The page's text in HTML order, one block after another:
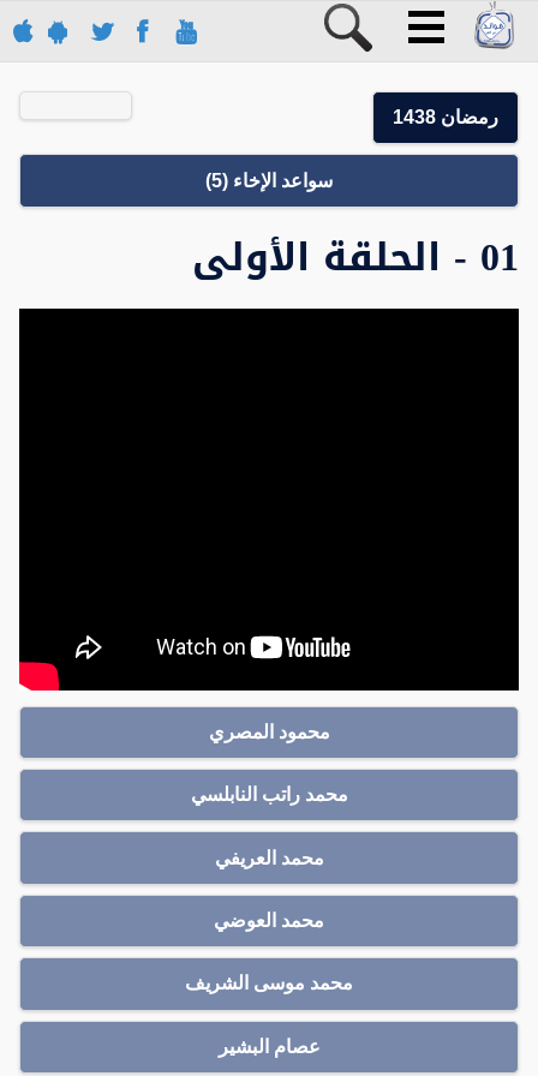
رمضان 1438
سواعد الإخاء (5)
01 - الحلقة الأولى
محمود المصري
محمد راتب النابلسي
محمد العريفي
محمد العوضي
محمد موسى الشريف
عصام البشير